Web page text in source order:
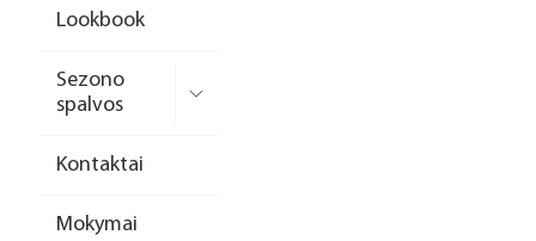
Lookbook
Sezono
spalvos
Kontaktai
Mokymai